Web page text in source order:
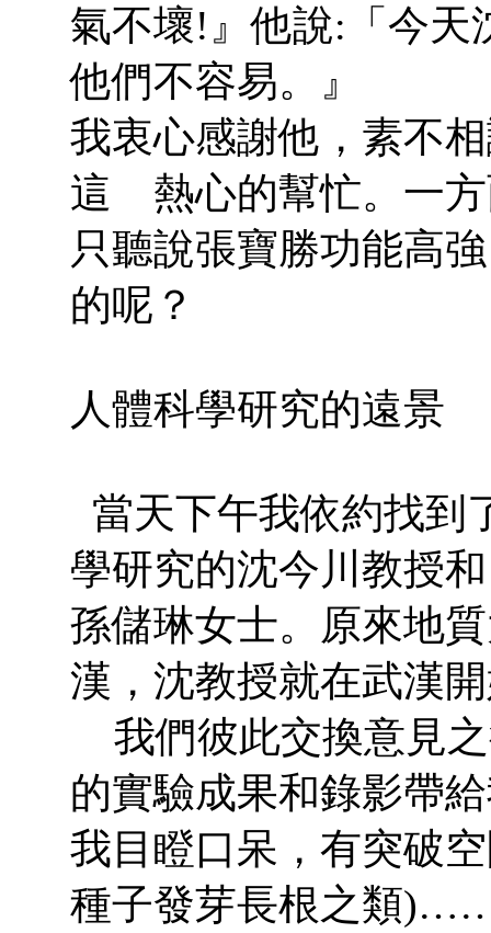
氣不壞!』他說:「今天
他們不容易。』
我衷心感謝他，素不
這 熱心的幫忙。一方
只聽說張寶勝功能高
的呢？
人體科學研究的遠景
當天下午我依約找到
學研究的沈今川教授
孫儲琳女士。原來地
漢，沈教授就在武漢
我們彼此交換意見
的實驗成果和錄影帶
我目瞪口呆，有突破
種子發芽長根之類